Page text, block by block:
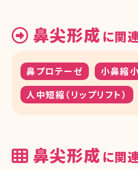
鼻尖形成 に関
鼻プロテーゼ 小鼻縮小
人中短縮（リップリフト）
鼻尖形成 に関